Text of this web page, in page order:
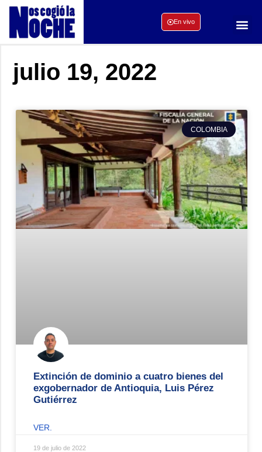
En vivo
julio 19, 2022
COLOMBIA
Extinción de dominio a cuatro bienes del
exgobernador de Antioquia, Luis Pérez
Gutiérrez
VER.
19 de julio de 2022